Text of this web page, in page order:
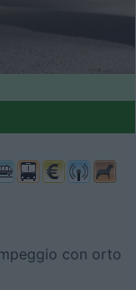
con orto